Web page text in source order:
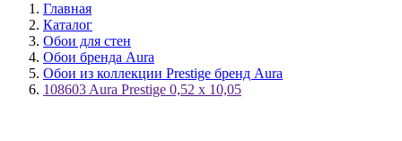
Главная
Каталог
Обои для стен
Обои бренда Aura
Обои из коллекции Prestige бренд Aura
108603 Aura Prestige 0,52 x 10,05